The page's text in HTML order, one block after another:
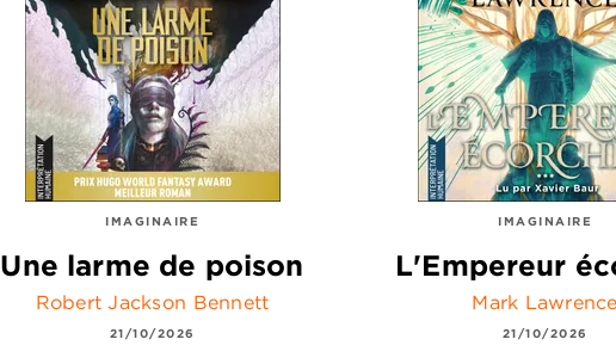
IMAGINAIRE
Une larme de poison
Robert Jackson Bennett
21/10/2026
IMAGINAIRE
L'Empereur
Mark Lawrence
21/10/2026